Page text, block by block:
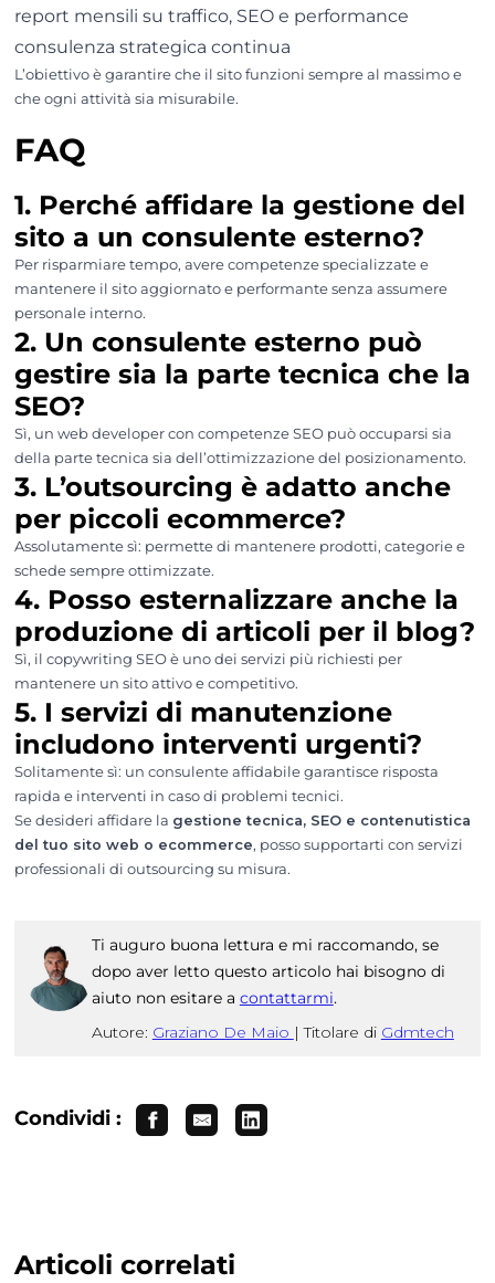
report mensili su traffico, SEO e performance
consulenza strategica continua
L’obiettivo è garantire che il sito funzioni sempre al massimo e
che ogni attività sia misurabile.
FAQ
1. Perché affidare la gestione del
sito a un consulente esterno?
Per risparmiare tempo, avere competenze specializzate e
mantenere il sito aggiornato e performante senza assumere
personale interno.
2. Un consulente esterno può
gestire sia la parte tecnica che la
SEO?
Sì, un web developer con competenze SEO può occuparsi sia
della parte tecnica sia dell’ottimizzazione del posizionamento.
3. L’outsourcing è adatto anche
per piccoli ecommerce?
Assolutamente sì: permette di mantenere prodotti, categorie e
schede sempre ottimizzate.
4. Posso esternalizzare anche la
produzione di articoli per il blog?
Sì, il copywriting SEO è uno dei servizi più richiesti per
mantenere un sito attivo e competitivo.
5. I servizi di manutenzione
includono interventi urgenti?
Solitamente sì: un consulente affidabile garantisce risposta
rapida e interventi in caso di problemi tecnici.
Se desideri affidare la gestione tecnica, SEO e contenutistica
del tuo sito web o ecommerce, posso supportarti con servizi
professionali di outsourcing su misura.
Ti auguro buona lettura e mi raccomando, se
dopo aver letto questo articolo hai bisogno di
aiuto non esitare a contattarmi.
Autore: Graziano De Maio | Titolare di Gdmtech
Condividi :
Articoli correlati